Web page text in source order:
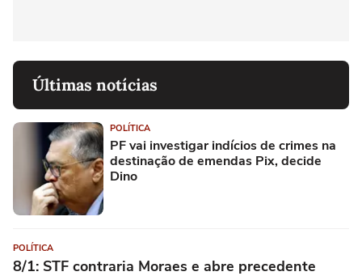
Últimas notícias
POLÍTICA
PF vai investigar indícios de crimes na
destinação de emendas Pix, decide
Dino
POLÍTICA
8/1: STF contraria Moraes e abre precedente